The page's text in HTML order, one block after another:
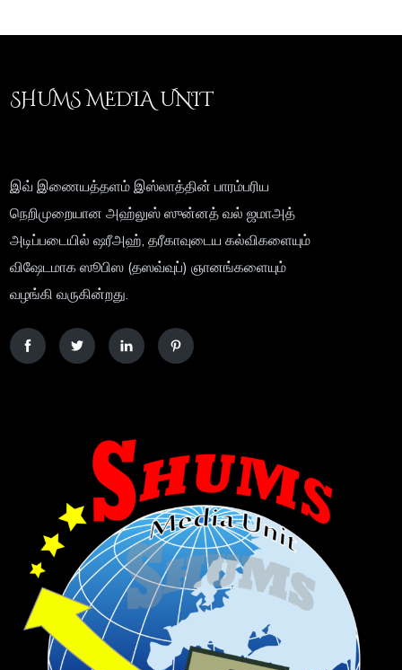
SHUMS MEDIA UNIT
இவ் இணையத்தளம் இஸ்லாத்தின் பாரம்பரிய
நெறிமுறையான அஹ்லுஸ் ஸுன்னத் வல் ஜமாஅத்
அடிப்படையில் ஷரீஅஹ், தரீகாவுடைய கல்விகளையும்
விஷேடமாக ஸூபிஸ (தஸவ்வுப்) ஞானங்களையும்
வழங்கி வருகின்றது.